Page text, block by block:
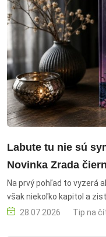
Labute tu nie sú
Novinka Zrada
Na prvý pohľad to vyzerá
však niekoľko kapitol a
šatami sa skrývajú
28.07.2026 Tip na